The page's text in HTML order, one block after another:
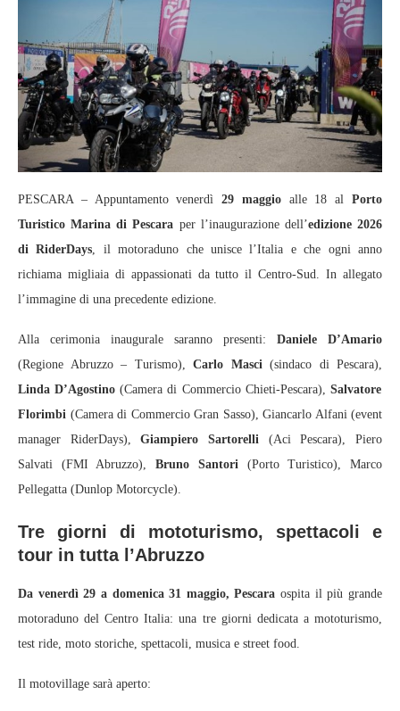
PESCARA – Appuntamento venerdì 29 maggioalle 18 alPorto
Turistico Marina di Pescara per l’inaugurazione dell’edizione 2026
di RiderDays , il motoraduno che unisce l’Italia e che ogni anno
richiama migliaia di appassionati da tutto il Centro-Sud. In allegato
l’immagine di una precedente edizione.
Alla cerimonia inaugurale saranno presenti: Daniele D’Amario
(Regione Abruzzo – Turismo), Carlo Masci (sindaco di Pescara),
Linda D’Agostino (Camera di Commercio Chieti-Pescara), Salvatore
Florimbi (Camera di Commercio Gran Sasso), Giancarlo Alfani (event
manager RiderDays),Giampiero Sartorelli (Aci Pescara), Piero
Salvati (FMI Abruzzo),Bruno Santori (Porto Turistico), Marco
Pellegatta (Dunlop Motorcycle).
Tre giorni di mototurismo, spettacoli e
tour in tutta l’Abruzzo
Da venerdì 29 a domenica 31 maggio, Pescara ospita il più grande
motoraduno del Centro Italia: una tre giorni dedicata a mototurismo,
test ride, moto storiche, spettacoli, musica e street food.
Il motovillage sarà aperto: